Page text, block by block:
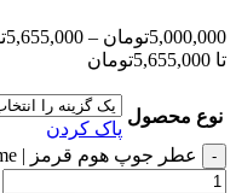
5,000,000تومان –
5,655,000
تا 5,655,000تومان
نوع محصول
پاک کردن
عطر جوپ هوم قرمز | Joop Homme عدد